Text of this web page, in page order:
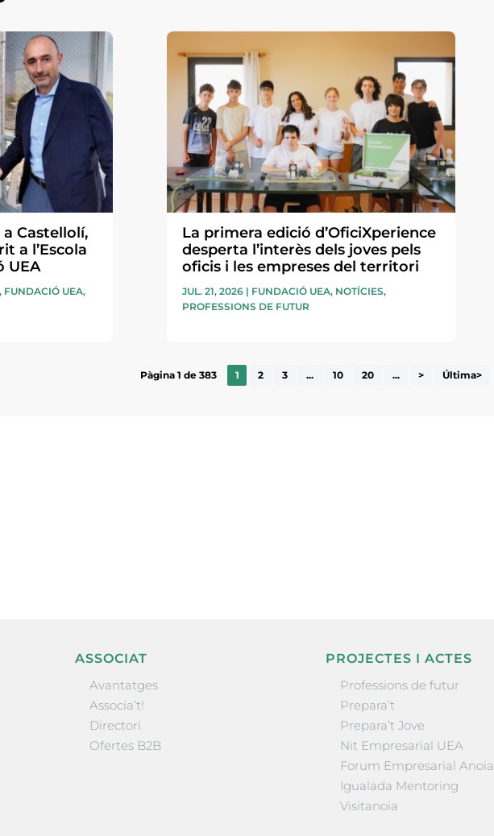
Castellolí,
a l’Escola
UEA
, FUNDACIÓ UEA,
La primera edició d’OficiXperience
desperta l’interès dels joves pels
oficis i les empreses del territori
JUL. 21, 2026| FUNDACIÓ UEA, NOTÍCIES,
PROFESSIONS DE FUTUR
Pàgina 1 de 383 1 2 3 ... 10 20 ... > Última>
ASSOCIAT
Avantatges
Associa’t!
Directori
Ofertes B2B
PROJECTES I ACTES
Professions de futur
Prepara’t
Prepara’t Jove
Nit Empresarial UEA
Forum Empresarial Anoia
Igualada Mentoring
Visitanoia